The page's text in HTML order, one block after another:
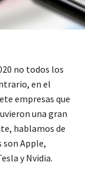
no todos los
en el
empresas que
una gran
hablamos de
son Apple,
y Nvidia.